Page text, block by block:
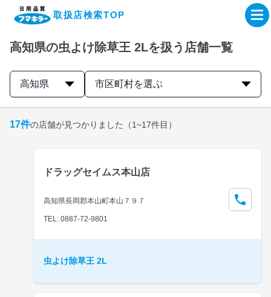
取扱店検索TOP
企業・IR情報サイト
製品情報サイト
オンラインショップ
高知県の虫よけ除草王 2Lを扱う店舗一覧
高知県 市区町村を選ぶ
17件の店舗が見つかりました （1~17件目）
ドラッグセイムス本山店
高知県長岡郡本山町本山７９７
TEL: 0887-72-9801
虫よけ除草王 2L